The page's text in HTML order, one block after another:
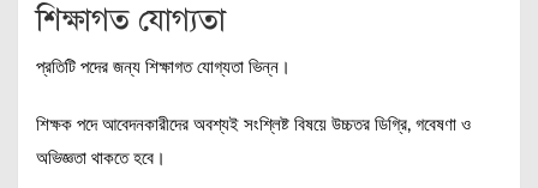
শিক্ষাগত যোগ্যতা
প্রতিটি পদের জন্য শিক্ষাগত যোগ্যতা ভিন্ন।
শিক্ষক পদে আবেদনকারীদের অবশ্যই সংশ্লিষ্ট বিষয়ে উচ্চতর ডিগ্রি, গবেষণা ও
অভিজ্ঞতা থাকতে হবে।